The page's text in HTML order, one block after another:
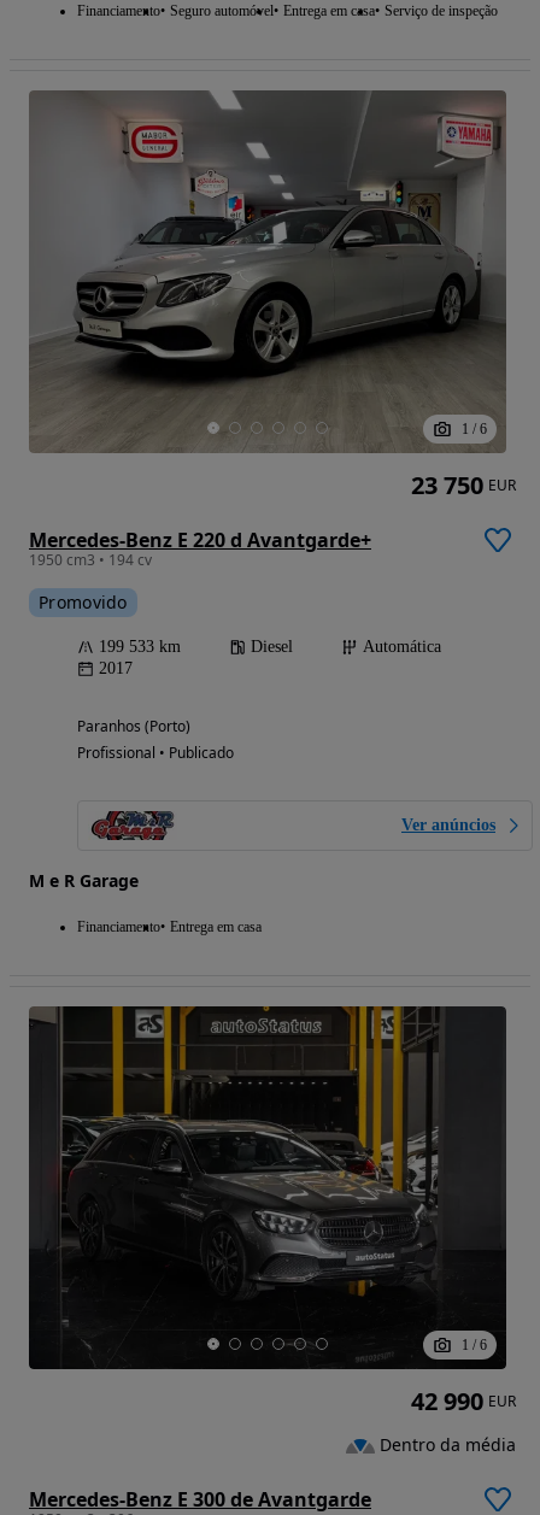
Financiamento Seguro automóvel Entrega em casa Serviço de inspeção
1 / 6
Mercedes-Benz E 220 d Avantgarde+
1950 cm3 • 194 cv
Promovido
199 533 km Diesel
Automática
2017
Paranhos (Porto)
Profissional • Publicado
Ver anúncios
M e R Garage
Financiamento Entrega em casa
23 750 EUR
1 / 6
Mercedes-Benz E 300 de Avantgarde
42 990 EUR
Dentro da média